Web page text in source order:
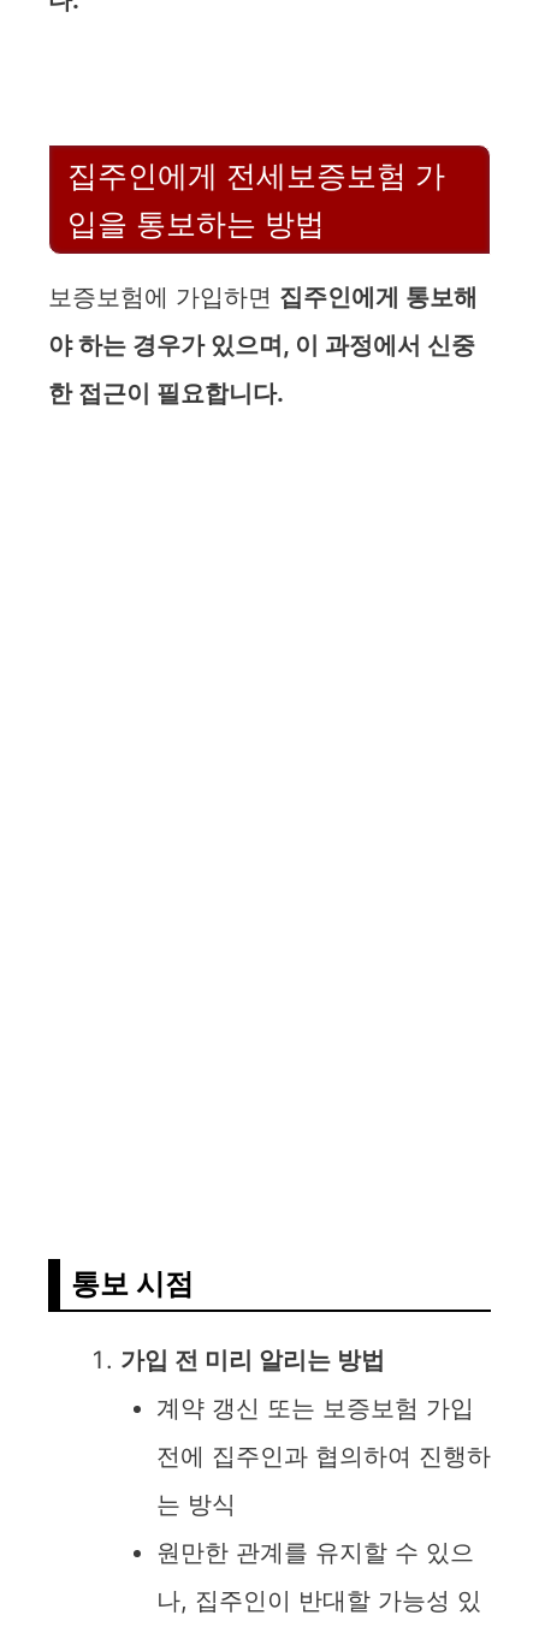
집주인에게 전세보증보험 가
입을 통보하는 방법
보증보험에 가입하면 집주인에게 통보해
야 하는 경우가 있으며, 이 과정에서 신중
한 접근이 필요합니다.
통보 시점
가입 전 미리 알리는 방법
계약 갱신 또는 보증보험 가입
전에 집주인과 협의하여 진행하
는 방식
원만한 관계를 유지할 수 있으
나, 집주인이 반대할 가능성 있